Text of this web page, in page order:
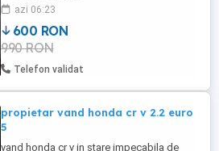
azi 06:23
600 RON
990 RON
Telefon validat
propietar vand honda cr v 2.2 euro
5
vand honda cr v in stare impecabila de